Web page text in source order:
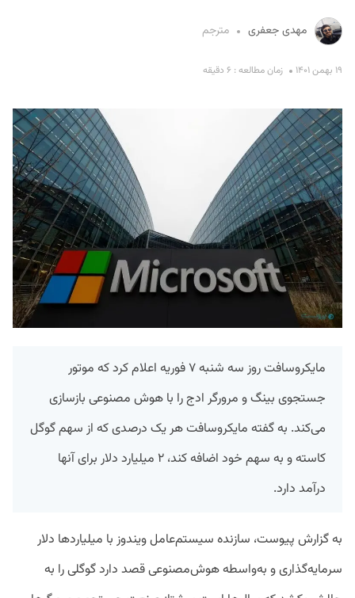
مهدی جعفری مترجم
۱۹ بهمن ۱۴۰۱ زمان مطالعه : ۶ دقیقه
مایکروسافت روز سه شنبه ۷ فوریه اعلام کرد که موتور
جستجوی بینگ و مرورگر ادج را با هوش مصنوعی بازسازی
می‌کند. به گفته مایکروسافت هر یک درصدی که از سهم گوگل
کاسته و به سهم خود اضافه کند، ۲ میلیارد دلار برای آنها
درآمد دارد.
به گزارش پیوست، سازنده سیستم‌عامل ویندوز با میلیارد‌ها دلار
سرمایه‌گذاری و به‌واسطه هوش‌مصنوعی قصد دارد گوگلی را به